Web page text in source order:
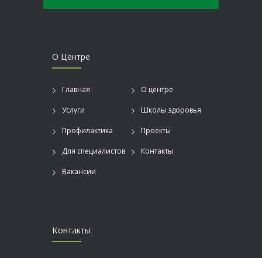
О Центре
Главная О центре
Услуги Школы здоровья
Профилактика Проекты
Для специалистов Контакты
Вакансии
Контакты